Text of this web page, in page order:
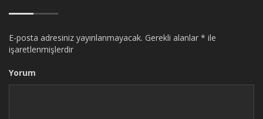
E-posta adresiniz yayınlanmayacak. Gerekli alanlar * ile
işaretlenmişlerdir
Yorum